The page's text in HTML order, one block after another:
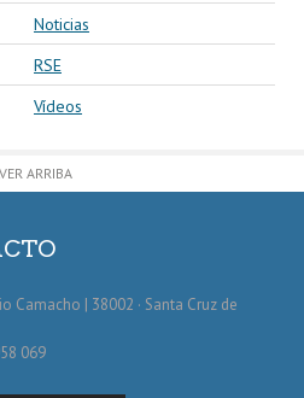
Noticias
RSE
Vídeos
ARRIBA
Camacho | 38002 · Santa Cruz de
069